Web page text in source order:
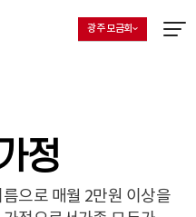
지회 선택 목록 열기
현재 선택된 지회
광주 모금회
정
으로 매월 2만원 이상을